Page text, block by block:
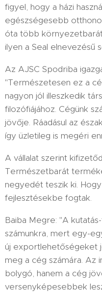
figyel, hogy a házi
egészségesebb
óta több
ilyen a Seal elnevezésű
Az AJSC Spodriba
"Természetesen ez a
nagyon jól illeszkedik
filozófiájához. Cégünk
jövője. Ráadásul az
így üzletileg is megéri
A vállalat szerint
Természetbarát
negyedét teszik ki.
fejlesztésekbe fogtak.
Baiba Megre: "A
számunkra, mert egy-
új exportlehetőségeket
meg a cég számára. Az
bolygó, hanem a cég
versenyképesebbek